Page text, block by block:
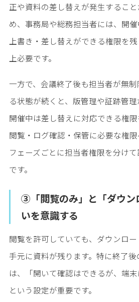
正や資料の差し替えが発生するこ
め、事務局や総務担当者には、開催
上書き・差し替えができる権限を
上必要です。
一方で、会議終了後も担当者が無
る状態が続くと、版管理や証跡管理
開催中は差し替えに対応できる権
閲覧・ログ確認・保管に必要な権限
フェーズごとに担当者権限を分け
です。
③「閲覧のみ」と「ダウン
いを意識する
閲覧を許可していても、ダウンロ
手元に資料が残ります。特に終了
は、「開いて確認はできるが、端末
という設定が重要です。